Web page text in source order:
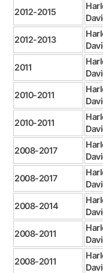
2012-2015
2012-2013
2011
2010-2011
2010-2011
2008-2017
2008-2017
2008-2014
2008-2011
2008-2011